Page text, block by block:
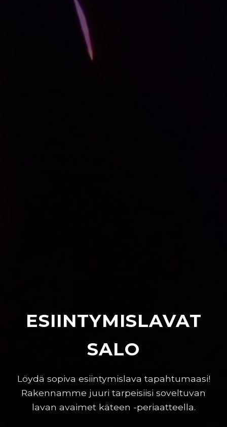
ESIINTYMISLAVAT
SALO
Löydä sopiva esiintymislava tapahtumaasi!
Rakennamme juuri tarpeisiisi soveltuvan
lavan avaimet käteen -periaatteella.